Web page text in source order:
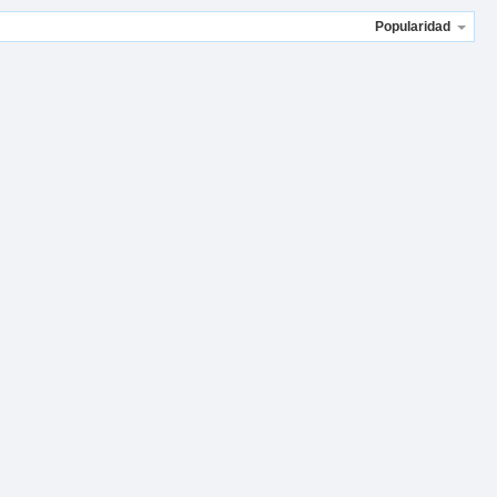
Popularidad